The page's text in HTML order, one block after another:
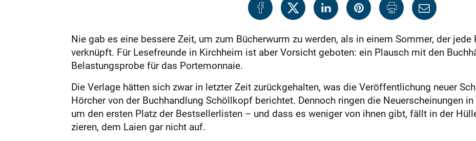
Nie gab es eine bessere Zeit, um zum Bücherwurm zu werden, als in einem Sommer, der
verknüpft. Für Lesefreunde in Kirchheim ist aber Vorsicht geboten: ein Plausch mit den
Belastungsprobe für das Portemonnaie.
Die Verlage hätten sich zwar in letzter Zeit zurückgehalten, was die Veröffentlichung neuer
Hörcher von der Buchhandlung Schöllkopf berichtet. Dennoch ringen die Neuerscheinungen
um den ersten Platz der Bestsellerlisten – und dass es weniger von ihnen gibt, fällt in der
zieren, dem Laien gar nicht auf.